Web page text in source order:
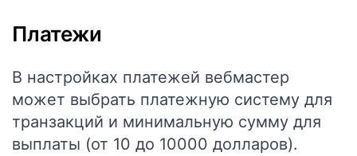
Платежи
В настройках платежей вебмастер
может выбрать платежную систему для
транзакций и минимальную сумму для
выплаты (от 10 до 10000 долларов).